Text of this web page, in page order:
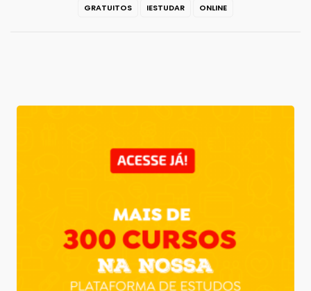
GRATUITOS
IESTUDAR ONLINE